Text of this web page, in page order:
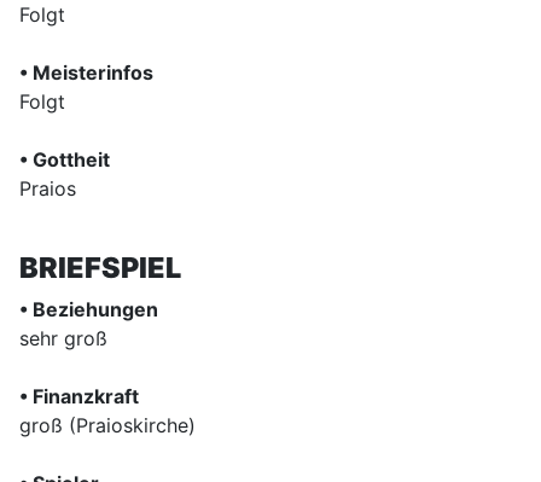
Folgt
• Meisterinfos
Folgt
• Gottheit
Praios
BRIEFSPIEL
• Beziehungen
sehr groß
• Finanzkraft
groß (Praioskirche)